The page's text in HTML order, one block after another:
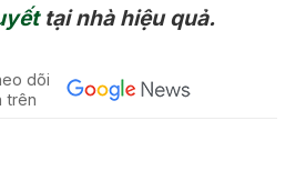
tại nhà hiệu quả.
dõi
trên